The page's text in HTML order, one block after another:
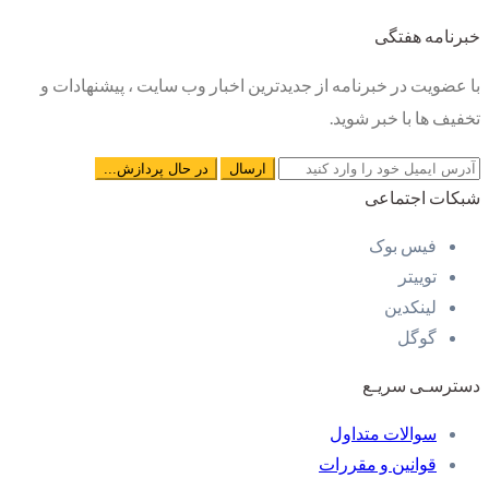
خبرنامه هفتگی
با عضویت در خبرنامه از جدیدترین اخبار وب سایت ، پیشنهادات و
تخفیف ها با خبر شوید.
شبکات اجتماعی
فیس بوک
توییتر
لینکدین
گوگل
دسترسـی سریـع
سوالات متداول
قوانین و مقررات